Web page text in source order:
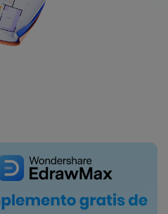
IA para